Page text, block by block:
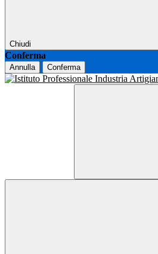
Chiudi
Conferma
Annulla Conferma